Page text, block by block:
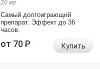
20 мг
Самый долгоиграющий
препарат. Эффект до 36
часов.
от 70Р Купить